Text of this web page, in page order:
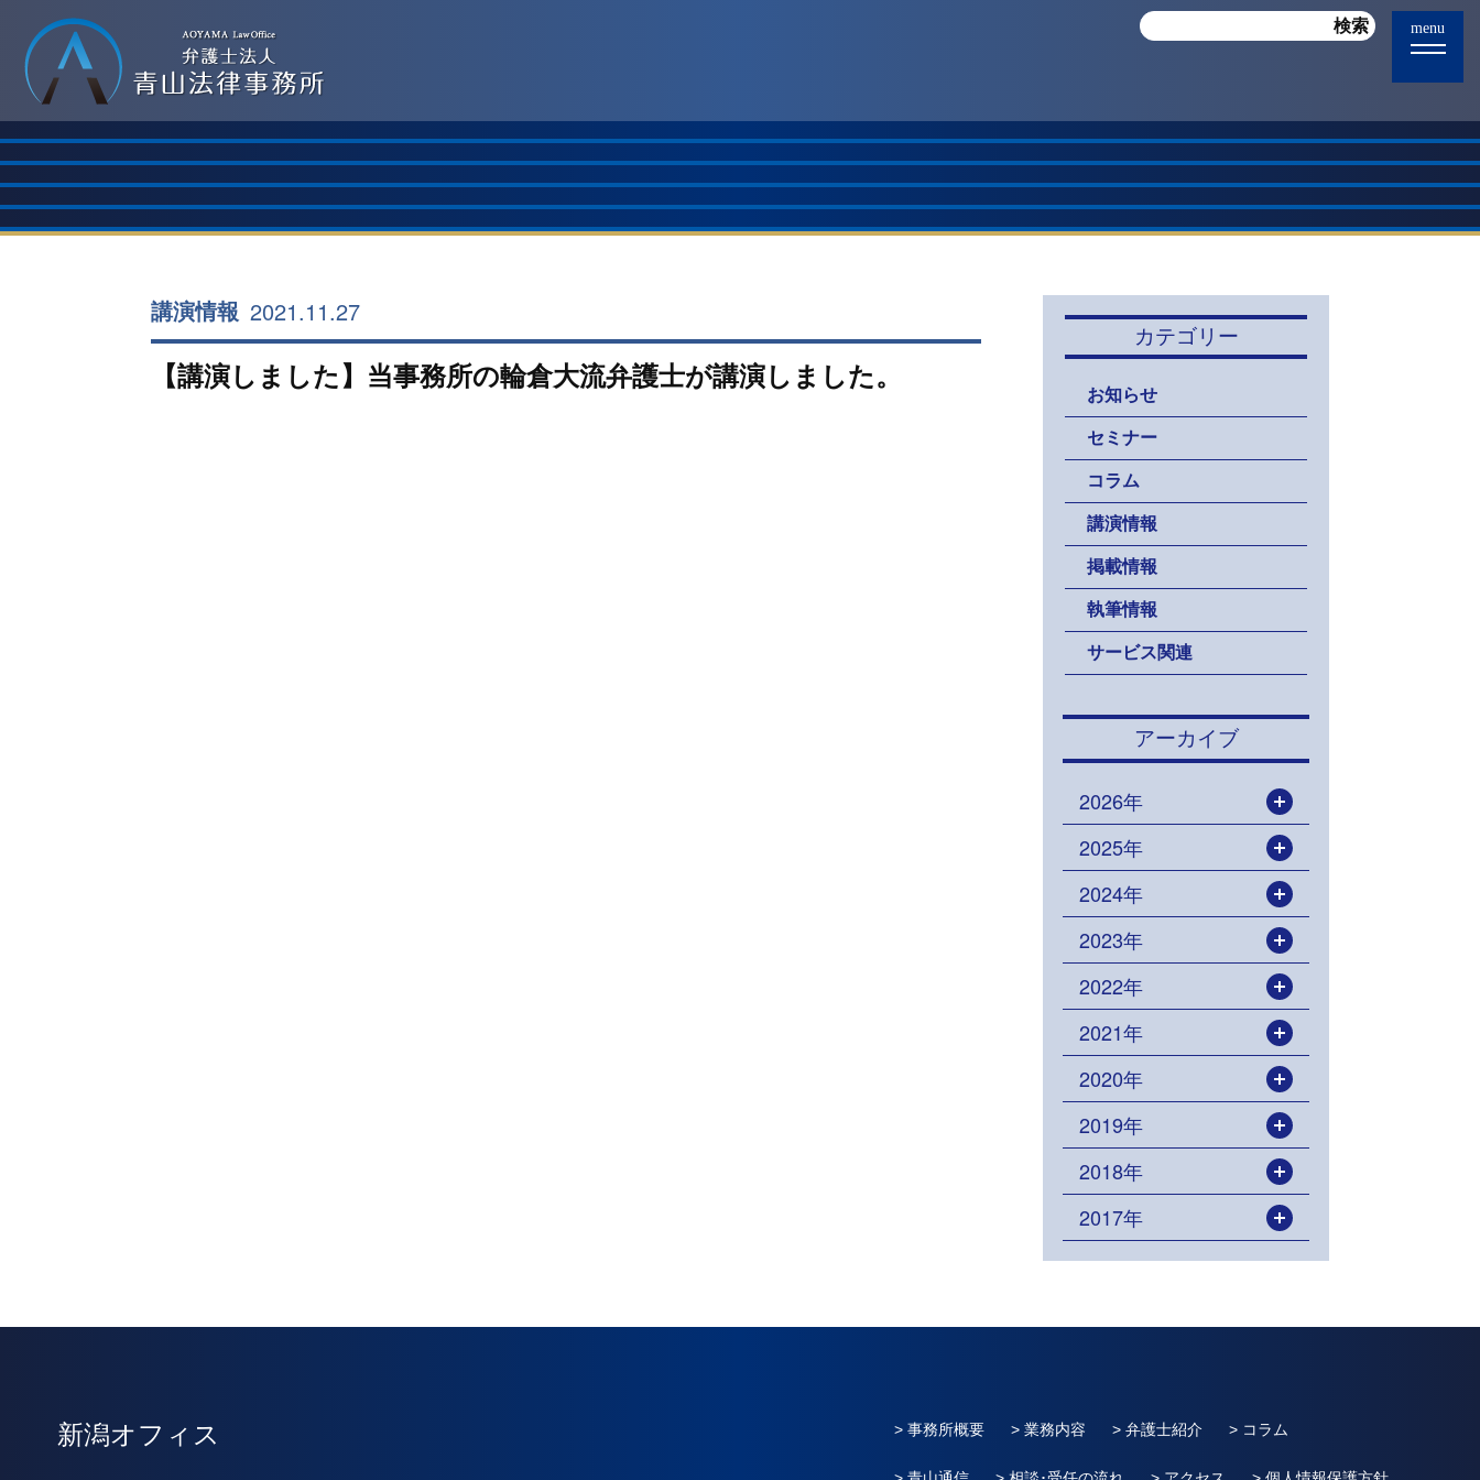
menu
講演情報 2021.11.27
【講演しました】当事務所の輪倉大流弁護士が講演しました。
カテゴリー
お知らせ
セミナー
コラム
講演情報
掲載情報
執筆情報
サービス関連
アーカイブ
2026年
2025年
2024年
2023年
2022年
2021年
2020年
2019年
2018年
2017年
新潟オフィス > 事務所概要 > 業務内容 > 弁護士紹介 > コラム